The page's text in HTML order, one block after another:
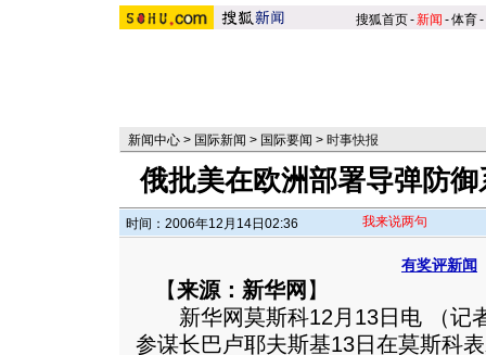
搜狐首页-新闻 -体育-
新闻中心 > 国际新闻 > 国际要闻 > 时事快报
俄批美在欧洲部署导弹防
时间：2006年12月14日02:36 我来说两句
有奖评新闻
【来源：新华网 】
新华网莫斯科12月13日电 （记
参谋长巴卢耶夫斯基13日在莫斯科